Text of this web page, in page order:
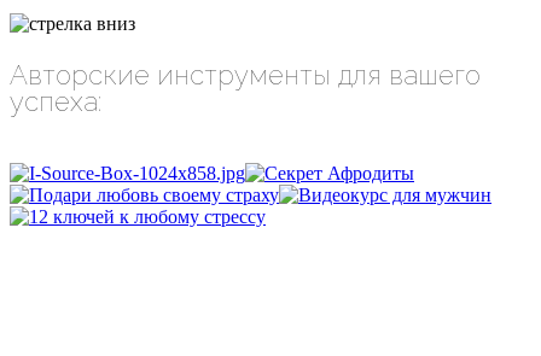
Авторские инструменты для вашего
успеха: